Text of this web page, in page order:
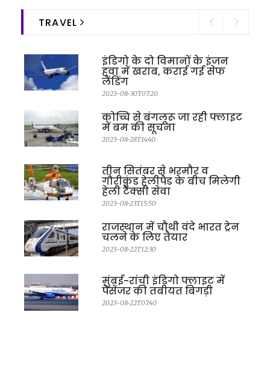
TRAVEL
इंडिगो के दो विमानों के इंजन
हवा में खराब, कराई गई सेफ
लैंडिंग
2023-08-30T07:20
कोच्चि से बंगलूरू जा रही फ्लाइट
में बम की सूचना
2023-08-28T14:40
तीन सितंबर से भरमौर व
गौरीकुंड हेलीपैड के बीच मिलेगी
हेली टैक्सी सेवा
2023-08-23T15:50
राजस्थान में चौथी वंदे भारत ट्रेन
चलने के लिए तैयार
2023-08-22T12:30
मुंबई-रांची इंडिगो फ्लाइट में
पैसेंजर की तबीयत बिगड़ी
2023-08-22T07:40